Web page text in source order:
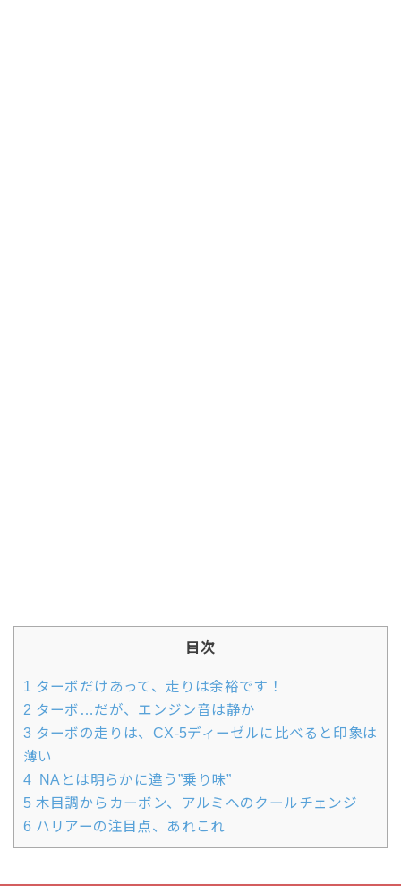
目次
1 ターボだけあって、走りは余裕です！
2 ターボ…だが、エンジン音は静か
3 ターボの走りは、CX-5ディーゼルに比べると印象は
薄い
4 NAとは明らかに違う”乗り味”
5 木目調からカーボン、アルミへのクールチェンジ
6 ハリアーの注目点、あれこれ